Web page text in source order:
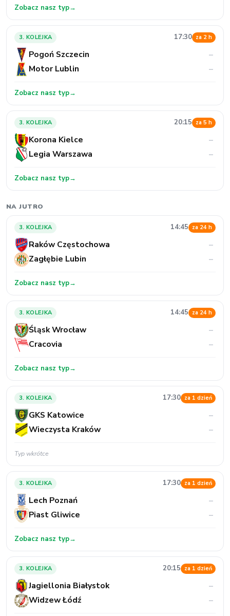
Zobacz nasz typ→
3. KOLEJKA 17:30 za 2 h
Pogoń Szczecin
–
Motor Lublin
–
Zobacz nasz typ→
3. KOLEJKA 20:15 za 5 h
Korona Kielce
–
Legia Warszawa
–
Zobacz nasz typ→
NA JUTRO
3. KOLEJKA 14:45 za 24 h
Raków Częstochowa
–
Zagłębie Lubin
–
Zobacz nasz typ→
3. KOLEJKA 14:45 za 24 h
Śląsk Wrocław
–
Cracovia
–
Zobacz nasz typ→
3. KOLEJKA 17:30 za 1 dzień
GKS Katowice
–
Wieczysta Kraków
–
Typ wkrótce
3. KOLEJKA 17:30 za 1 dzień
Lech Poznań
–
Piast Gliwice
–
Zobacz nasz typ→
3. KOLEJKA 20:15 za 1 dzień
Jagiellonia Białystok
–
Widzew Łódź
–